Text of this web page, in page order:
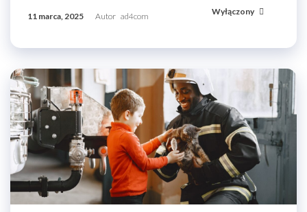
11 marca, 2025 Autor ad4com Wyłączony